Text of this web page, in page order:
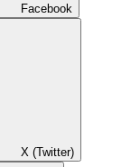
Facebook
X (Twitter)